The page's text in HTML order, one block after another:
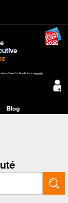
Blog